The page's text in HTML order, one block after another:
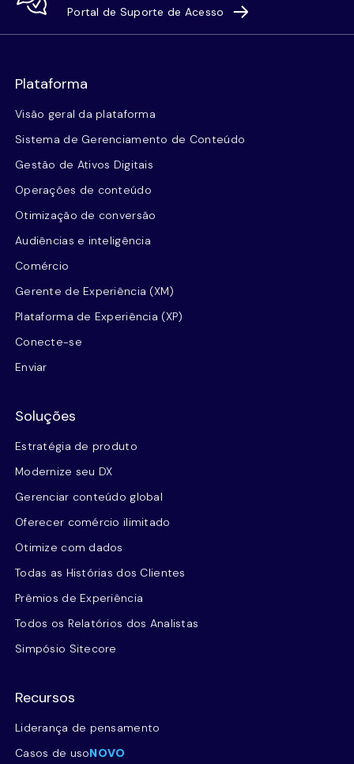
Portal de Suporte de Acesso
Plataforma
Visão geral da plataforma
Sistema de Gerenciamento de Conteúdo
Gestão de Ativos Digitais
Operações de conteúdo
Otimização de conversão
Audiências e inteligência
Comércio
Gerente de Experiência (XM)
Plataforma de Experiência (XP)
Conecte-se
Enviar
Soluções
Estratégia de produto
Modernize seu DX
Gerenciar conteúdo global
Oferecer comércio ilimitado
Otimize com dados
Todas as Histórias dos Clientes
Prêmios de Experiência
Todos os Relatórios dos Analistas
Simpósio Sitecore
Recursos
Liderança de pensamento
Casos de usoNOVO